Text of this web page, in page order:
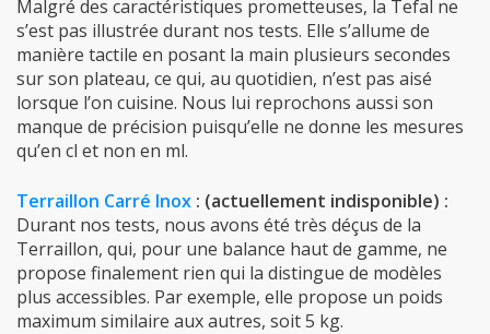
Malgré des caractéristiques prometteuses, la Tefal ne
s’est pas illustrée durant nos tests. Elle s’allume de
manière tactile en posant la main plusieurs secondes
sur son plateau, ce qui, au quotidien, n’est pas aisé
lorsque l’on cuisine. Nous lui reprochons aussi son
manque de précision puisqu’elle ne donne les mesures
qu’en cl et non en ml.
Terraillon Carré Inox : (actuellement indisponible) :
Durant nos tests, nous avons été très déçus de la
Terraillon, qui, pour une balance haut de gamme, ne
propose finalement rien qui la distingue de modèles
plus accessibles. Par exemple, elle propose un poids
maximum similaire aux autres, soit 5 kg.